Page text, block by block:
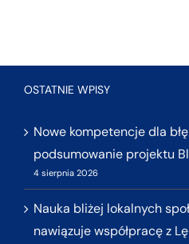
OSTATNIE WPISY
Nowe kompetencje dla
podsumowanie projektu
4 sierpnia 2026
Nauka bliżej lokalnych
nawiązuje współpracę z